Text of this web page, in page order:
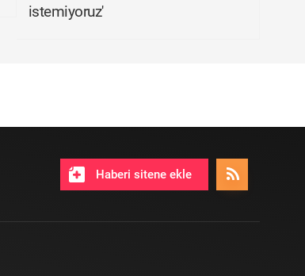
istemiyoruz'
Haberi sitene ekle